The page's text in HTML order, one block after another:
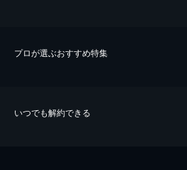
プロが選ぶおすすめ特集
いつでも解約できる